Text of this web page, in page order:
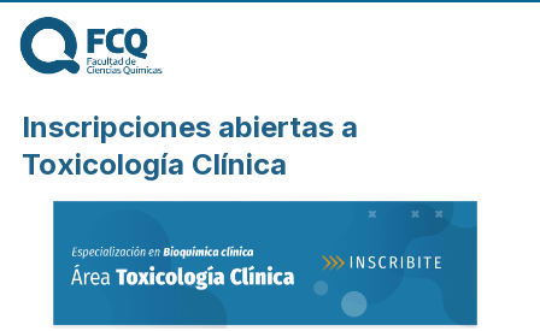
CIENCIAS
Inscripciones abiertas a
Toxicología Clínica